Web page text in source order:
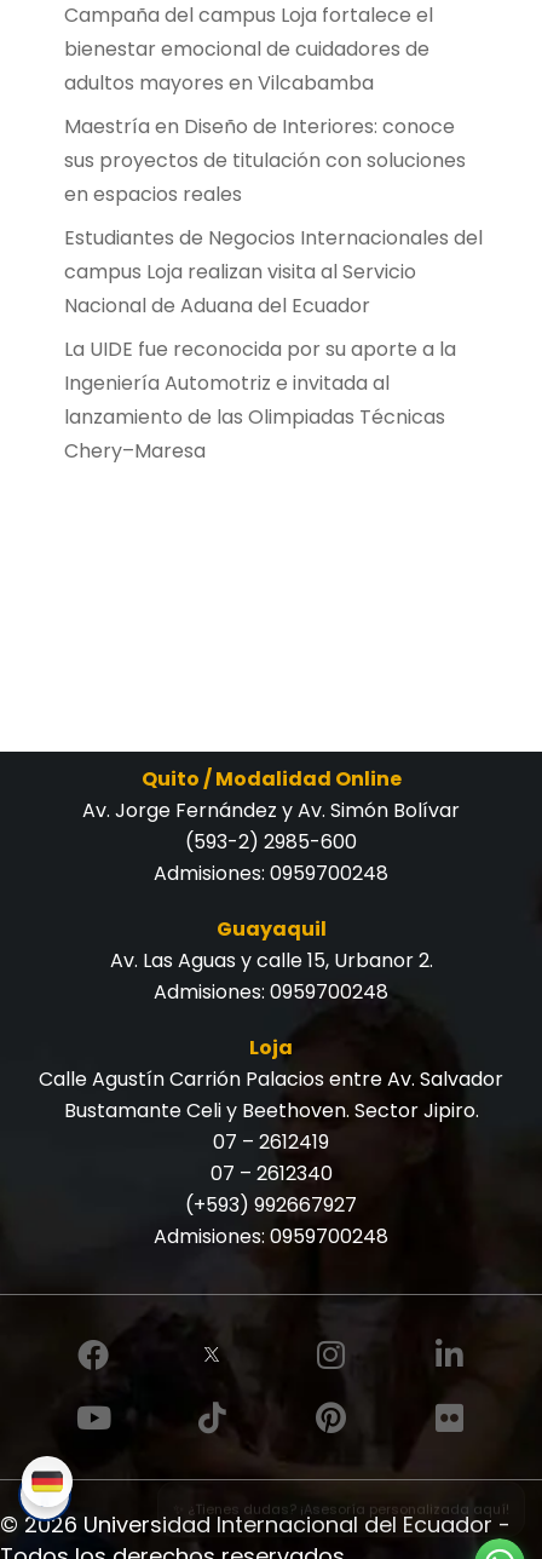
Campaña del campus Loja fortalece el
bienestar emocional de cuidadores de
adultos mayores en Vilcabamba
Maestría en Diseño de Interiores: conoce
sus proyectos de titulación con soluciones
en espacios reales
Estudiantes de Negocios Internacionales del
campus Loja realizan visita al Servicio
Nacional de Aduana del Ecuador
La UIDE fue reconocida por su aporte a la
Ingeniería Automotriz e invitada al
lanzamiento de las Olimpiadas Técnicas
Chery–Maresa
Quito / Modalidad Online
Av. Jorge Fernández y Av. Simón Bolívar
(593-2) 2985-600
Admisiones: 0959700248
Guayaquil
Av. Las Aguas y calle 15, Urbanor 2.
Admisiones: 0959700248
Loja
Calle Agustín Carrión Palacios entre Av. Salvador
Bustamante Celi y Beethoven. Sector Jipiro.
07 – 2612419
07 – 2612340
(+593) 992667927
Admisiones: 0959700248
© 2026 Universidad Internacional del Ecuador -
✨ ¿Tienes dudas? ¡Asesoría personalizada aquí!